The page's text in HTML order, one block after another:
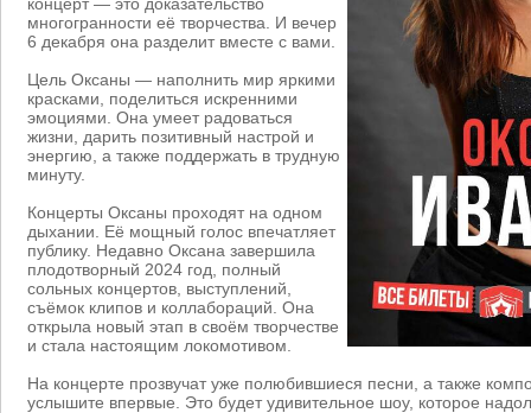
многогранности её творчества. И вечер
6 декабря она разделит вместе с вами.
Цель Оксаны — наполнить мир яркими
красками, поделиться искренними
эмоциями. Она умеет радоваться
жизни, дарить позитивный настрой и
энергию, а также поддержать в трудную
минуту.
Концерты Оксаны проходят на одном
дыхании. Её мощный голос впечатляет
публику. Недавно Оксана завершила
плодотворный 2024 год, полный
сольных концертов, выступлений,
съёмок клипов и коллабораций. Она
открыла новый этап в своём творчестве
и стала настоящим локомотивом.
На концерте прозвучат уже полюбившиеся песни, а также
услышите впервые. Это будет удивительное шоу, которое